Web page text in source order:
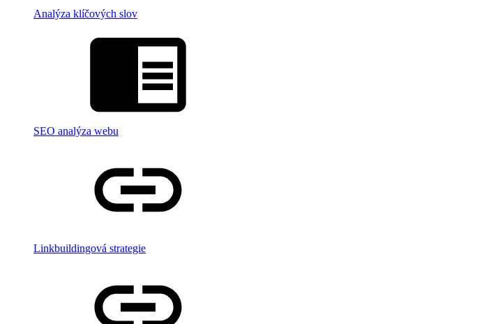
Analýza klíčových slov
SEO analýza webu
Linkbuildingová strategie